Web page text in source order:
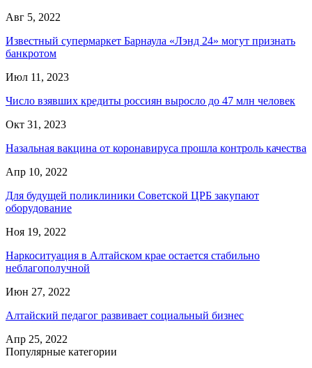
Авг 5, 2022
Известный супермаркет Барнаула «Лэнд 24» могут признать
банкротом
Июл 11, 2023
Число взявших кредиты россиян выросло до 47 млн человек
Окт 31, 2023
Назальная вакцина от коронавируса прошла контроль качества
Апр 10, 2022
Для будущей поликлиники Советской ЦРБ закупают
оборудование
Ноя 19, 2022
Наркоситуация в Алтайском крае остается стабильно
неблагополучной
Июн 27, 2022
Алтайский педагог развивает социальный бизнес
Апр 25, 2022
Популярные категории